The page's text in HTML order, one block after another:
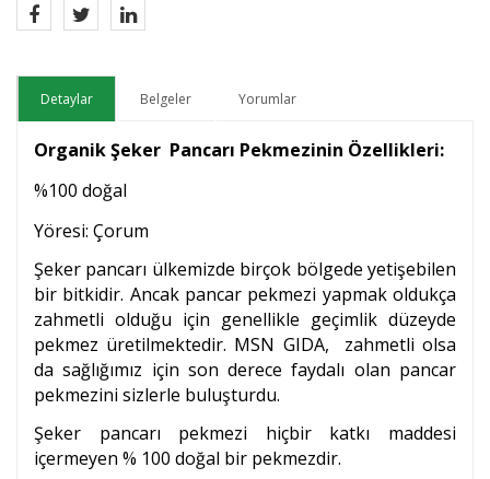
Detaylar Belgeler Yorumlar
Organik Şeker Pancarı Pekmezinin Özellikleri:
%100 doğal
Yöresi: Çorum
Şeker pancarı ülkemizde birçok bölgede yetişebilen
bir bitkidir. Ancak pancar pekmezi yapmak oldukça
zahmetli olduğu için genellikle geçimlik düzeyde
pekmez üretilmektedir. MSN GIDA, zahmetli olsa
da sağlığımız için son derece faydalı olan pancar
pekmezini sizlerle buluşturdu.
Şeker pancarı pekmezi hiçbir katkı maddesi
içermeyen % 100 doğal bir pekmezdir.